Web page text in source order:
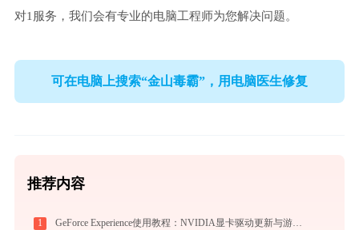
对1服务，我们会有专业的电脑工程师为您解决问题。
可在电脑上搜索“金山毒霸”，用电脑医生修复
推荐内容
1 GeForce Experience使用教程：NVIDIA显卡驱动更新与游戏优化录制完全指南